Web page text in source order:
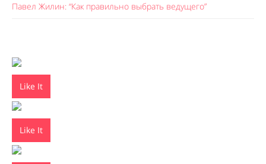
Павел Жилин: “Как правильно выбрать ведущего”
Like It
Like It